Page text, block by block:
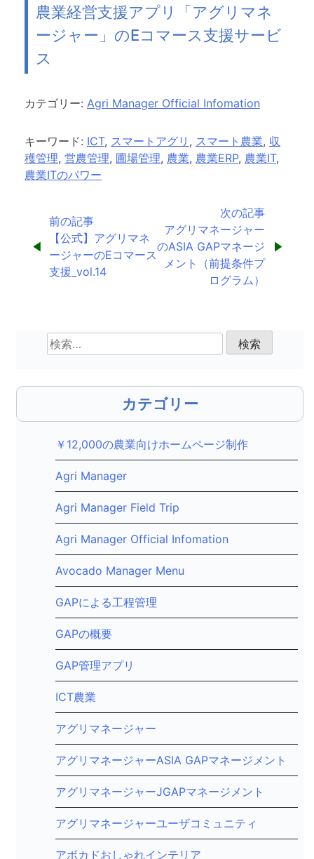
農業経営支援アプリ「アグリマネ
ージャー」のEコマース支援サービ
ス
カテゴリー: Agri Manager Official Infomation
キーワード: ICT, スマートアグリ , スマート農業, 収
穫管理, 営農管理, 圃場管理, 農業, 農業ERP, 農業IT,
農業ITのパワー
稿
ョ
ン
前の記事
【公式】アグリマネ
ージャーのEコマース
支援_vol.14
次の記事
アグリマネージャー
のASIA GAPマネージ
メント（前提条件プ
ログラム）
検
索:
カテゴリー
￥12,000の農業向けホームページ制作
Agri Manager
Agri Manager Field Trip
Agri Manager Official Infomation
Avocado Manager Menu
GAPによる工程管理
GAPの概要
GAP管理アプリ
ICT農業
アグリマネージャー
アグリマネージャーASIA GAPマネージメント
アグリマネージャーJGAPマネージメント
アグリマネージャーユーザコミュニティ
アボカドおしゃれインテリア